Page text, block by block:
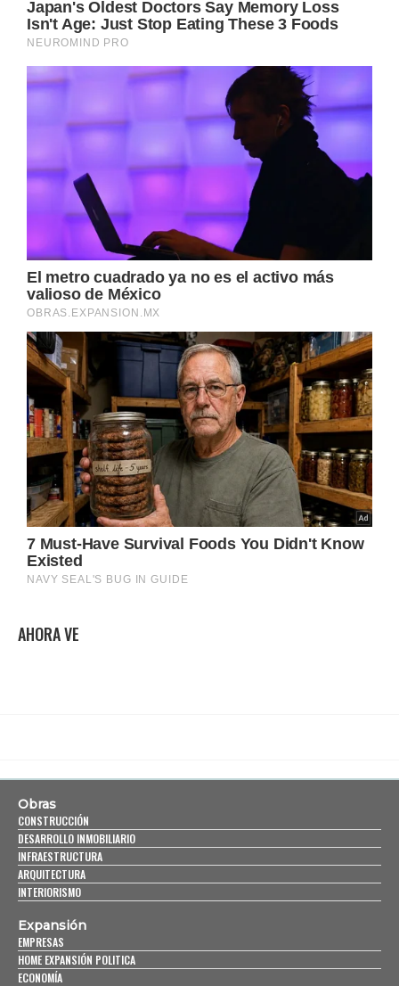
AHORA VE
Obras
CONSTRUCCIÓN
DESARROLLO INMOBILIARIO
INFRAESTRUCTURA
ARQUITECTURA
INTERIORISMO
Expansión
EMPRESAS
HOME EXPANSIÓN POLITICA
ECONOMÍA